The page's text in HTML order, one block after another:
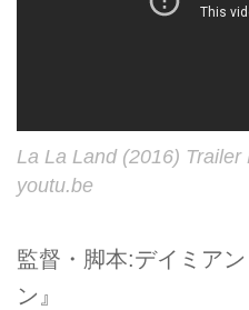
La La Land (2016) Trailer
youtu.be
監督・脚本:デイミア
ン』